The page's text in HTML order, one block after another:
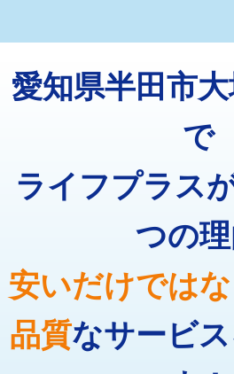
マス交換（深さ50㎝以上）
コンクリート斫り（厚さ10㎝超え）
モルタル補修（厚さ10㎝まで）
廃棄・処分
トーラー機使用/3mまで
追加トーラー機使用/3m超え
止水・漏水調査・防水処理・清掃・修
止水・漏水調査・防水処理・清掃・修
止水・漏水調査・防水処理・清掃・修
理・調整・分解・加工など（重作業）
その他部品の脱着
愛知県半田市
で
ライフプラス
つの
安いだけでは
品質なサービ